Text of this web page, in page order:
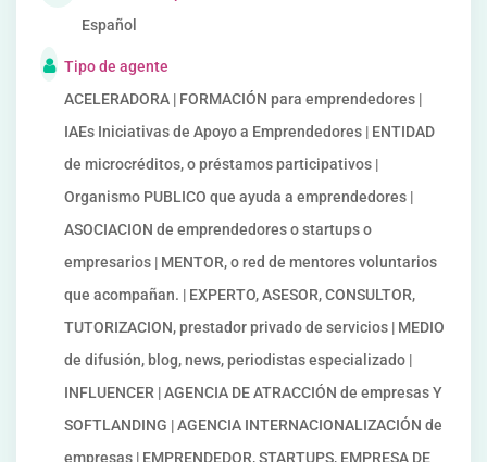
Español
Tipo de agente
ACELERADORA | FORMACIÓN para emprendedores |
IAEs Iniciativas de Apoyo a Emprendedores | ENTIDAD
de microcréditos, o préstamos participativos |
Organismo PUBLICO que ayuda a emprendedores |
ASOCIACION de emprendedores o startups o
empresarios | MENTOR, o red de mentores voluntarios
que acompañan. | EXPERTO, ASESOR, CONSULTOR,
TUTORIZACION, prestador privado de servicios | MEDIO
de difusión, blog, news, periodistas especializado |
INFLUENCER | AGENCIA DE ATRACCIÓN de empresas Y
SOFTLANDING | AGENCIA INTERNACIONALIZACIÓN de
empresas | EMPRENDEDOR, STARTUPS, EMPRESA DE